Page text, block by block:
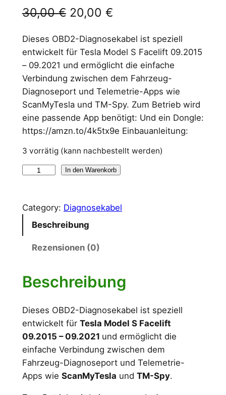
30,00€ U
s
p
r
ü
n
l
i
r
r
e
i
s
w
20,00 €A
t
u
e
l
l
r
P
s
t
:
2
0
Dieses OBD2-Diagnosekabel ist speziell
entwickelt für Tesla Model S Facelift 09.2015
– 09.2021 und ermöglicht die einfache
Verbindung zwischen dem Fahrzeug-
Diagnoseport und Telemetrie-Apps wie
ScanMyTesla und TM-Spy. Zum Betrieb wird
eine passende App benötigt: Und ein Dongle:
https://amzn.to/4k5tx9e Einbauanleitung:
3 vorrätig (kann nachbestellt werden)
2
i
n
o
e
k
a
b
e
l
In den Warenkorb
Category: Diagnosekabel
Beschreibung
Rezensionen (0)
Beschreibung
Dieses OBD2-Diagnosekabel ist speziell
entwickelt für Tesla Model S Facelift
09.2015 – 09.2021 und ermöglicht die
einfache Verbindung zwischen dem
Fahrzeug-Diagnoseport und Telemetrie-
Apps wie ScanMyTesla und TM-Spy.